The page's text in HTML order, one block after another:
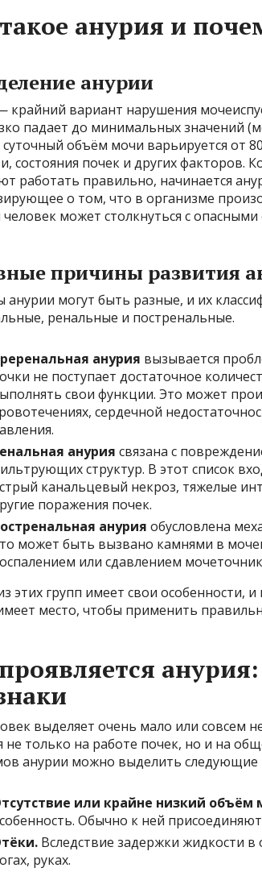
анурия и
анурии
крайний вариант нарушения
падает до минимальных значений
объём мочи варьируется от
состояния почек и других факторов.
работать правильно, начинается
о том, что в организме
может столкнуться с
причины развития
анурии могут быть разные, и их
ренальные и постренальные.
анурия вызывается
не поступает достаточное
свои функции. Это может
сердечной
анурия связана с
структур. В этот список
канальцевый некроз, тяжелые
поражения почек.
анурия обусловлена
может быть вызвано камнями в
или сдавлением
этих групп имеет свои особенности,
место, чтобы применить
выделяет очень мало или совсем
не только на работе почек, но и на
анурии можно выделить
или крайне низкий объём
Обычно к ней
Вследствие задержки жидкости
руках.